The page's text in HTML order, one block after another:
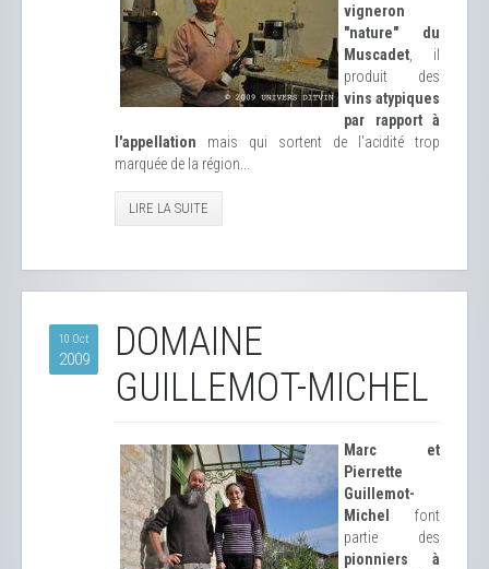
vigneron
"nature" du
Muscadet , il
produit des
vins atypiques
par rapport à
l'appellation mais qui sortent de l'acidité trop
marquée de la région...
LIRE LA SUITE
10 Oct
2009
DOMAINE
GUILLEMOT-MICHEL
Marc et
Pierrette
Guillemot-
Michel
font
partie des
pionniers à